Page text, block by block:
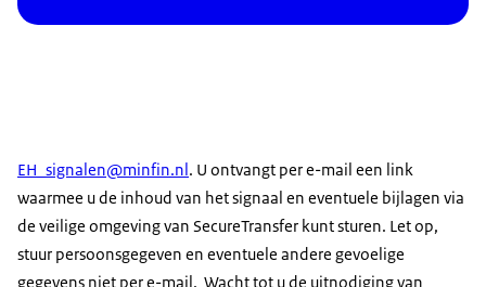
EH_signalen@minfin.nl. U ontvangt per e-mail een link
waarmee u de inhoud van het signaal en eventuele bijlagen via
de veilige omgeving van SecureTransfer kunt sturen. Let op,
stuur persoonsgegeven en eventuele andere gevoelige
gegevens niet per e-mail. Wacht tot u de uitnodiging van